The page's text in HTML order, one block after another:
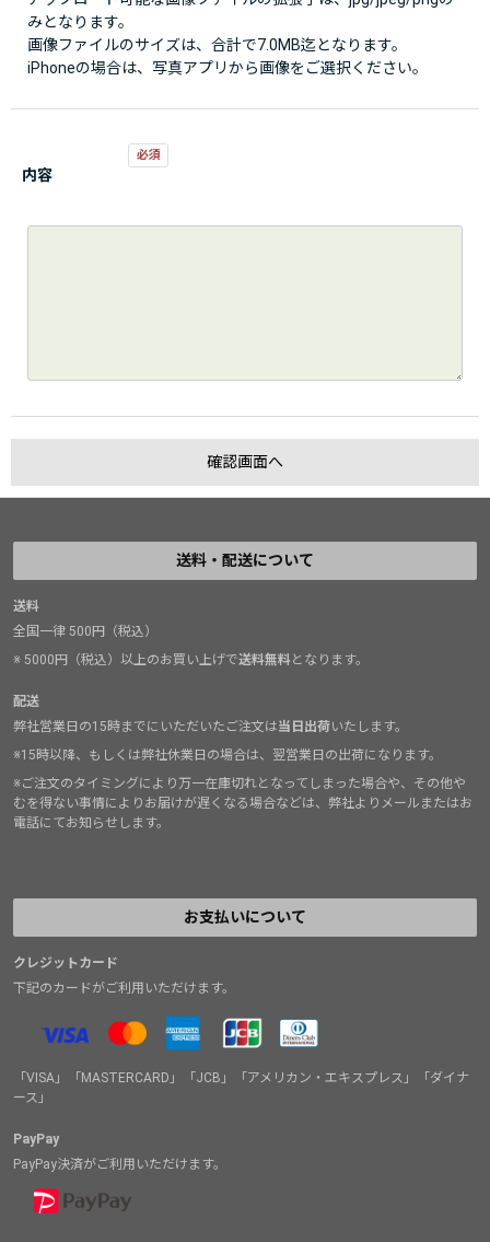
みとなります。
画像ファイルのサイズは、合計で7.0MB迄となります。
iPhoneの場合は、写真アプリから画像をご選択ください。
内容
送料・配送について
送料
全国一律 500円（税込）
※ 5000円（税込）以上のお買い上げで送料無料となります。
配送
弊社営業日の15時までにいただいたご注文は当日出荷いたします。
※15時以降、もしくは弊社休業日の場合は、翌営業日の出荷になります。
※ご注文のタイミングにより万一在庫切れとなってしまった場合や、その他や
むを得ない事情によりお届けが遅くなる場合などは、弊社よりメールまたはお
電話にてお知らせします。
お支払いについて
クレジットカード
下記のカードがご利用いただけます。
「VISA」「MASTERCARD」「JCB」「アメリカン・エキスプレス」「ダイナ
ース」
PayPay
PayPay決済がご利用いただけます。